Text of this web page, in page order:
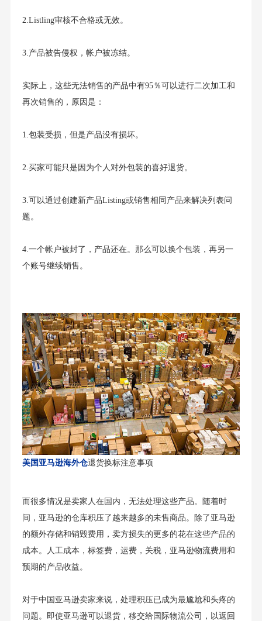
2.Listling审核不合格或无效。
3.产品被告侵权，帐户被冻结。
实际上，这些无法销售的产品中有95％可以进行二次加工和
再次销售的，原因是：
1.包装受损，但是产品没有损坏。
2.买家可能只是因为个人对外包装的喜好退货。
3.可以通过创建新产品Listing或销售相同产品来解决列表问
题。
4.一个帐户被封了，产品还在。那么可以换个包装，再另一
个账号继续销售。
美国亚马逊海外仓退货换标注意事项
而很多情况是卖家人在国内，无法处理这些产品。随着时
间，亚马逊的仓库积压了越来越多的未售商品。除了亚马逊
的额外存储和销毁费用，卖方损失的更多的花在这些产品的
成本。人工成本，标签费，运费，关税，亚马逊物流费用和
预期的产品收益。
对于中国亚马逊卖家来说，处理积压已成为最尴尬和头疼的
问题。即使亚马逊可以退货，移交给国际物流公司，以返回